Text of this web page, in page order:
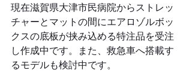
現在滋賀県大津市民病院からストレッ
チャーとマットの間にエアロゾルボッ
クスの底板が挟み込める特注品を受注
し作成中です。また、救急車へ搭載す
るモデルも検討中です。